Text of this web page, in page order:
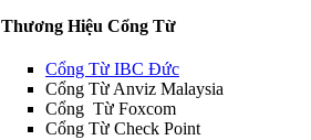
Thương Hiệu Cổng Từ
Cổng Từ IBC Đức
Cổng Từ Anviz Malaysia
Cổng Từ Foxcom
Cổng Từ Check Point